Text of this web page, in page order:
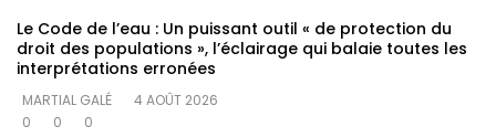
Le Code de l’eau : Un puissant outil « de protection du
droit des populations », l’éclairage qui balaie toutes les
interprétations erronées
MARTIAL GALÉ
4 AOÛT 2026
0
0 0